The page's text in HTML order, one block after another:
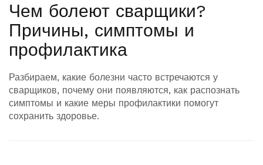
Чем болеют сварщики?
Причины, симптомы и
профилактика
Разбираем, какие болезни часто встречаются у
сварщиков, почему они появляются, как распознать
симптомы и какие меры профилактики помогут
сохранить здоровье.